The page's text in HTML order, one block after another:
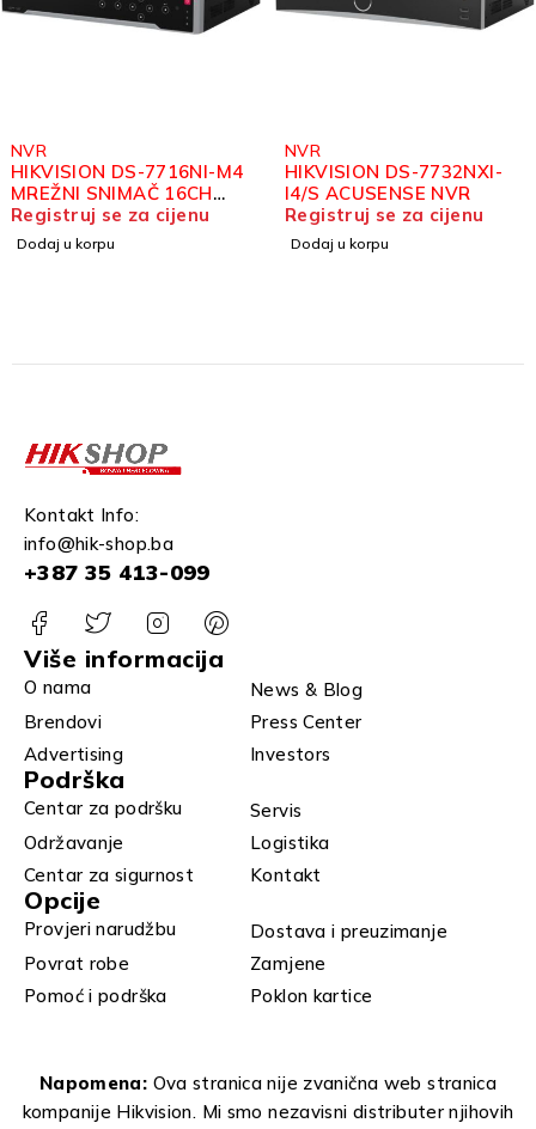
NVR
HIKVISION DS-7716NI-M4
MREŽNI SNIMAČ 16CH
12MP
Registruj se za cijenu
Dodaj u korpu
NVR
HIKVISION DS-7732NXI-
I4/S ACUSENSE NVR
Registruj se za cijenu
Dodaj u korpu
Kontakt Info:
info@hik-shop.ba
+387 35 413-099
Više informacija
O nama
News & Blog
Brendovi
Press Center
Advertising
Investors
Podrška
Centar za podršku
Servis
Održavanje
Logistika
Centar za sigurnost
Kontakt
Opcije
Provjeri narudžbu
Dostava i preuzimanje
Povrat robe
Zamjene
Pomoć i podrška
Poklon kartice
Napomena: Ova stranica nije zvanična web stranica
kompanije Hikvision. Mi smo nezavisni distributer njihovih